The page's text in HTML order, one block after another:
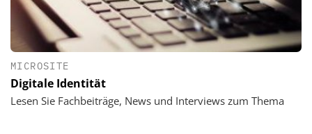
MICROSITE
Digitale Identität
Lesen Sie Fachbeiträge, News und Interviews zum Thema